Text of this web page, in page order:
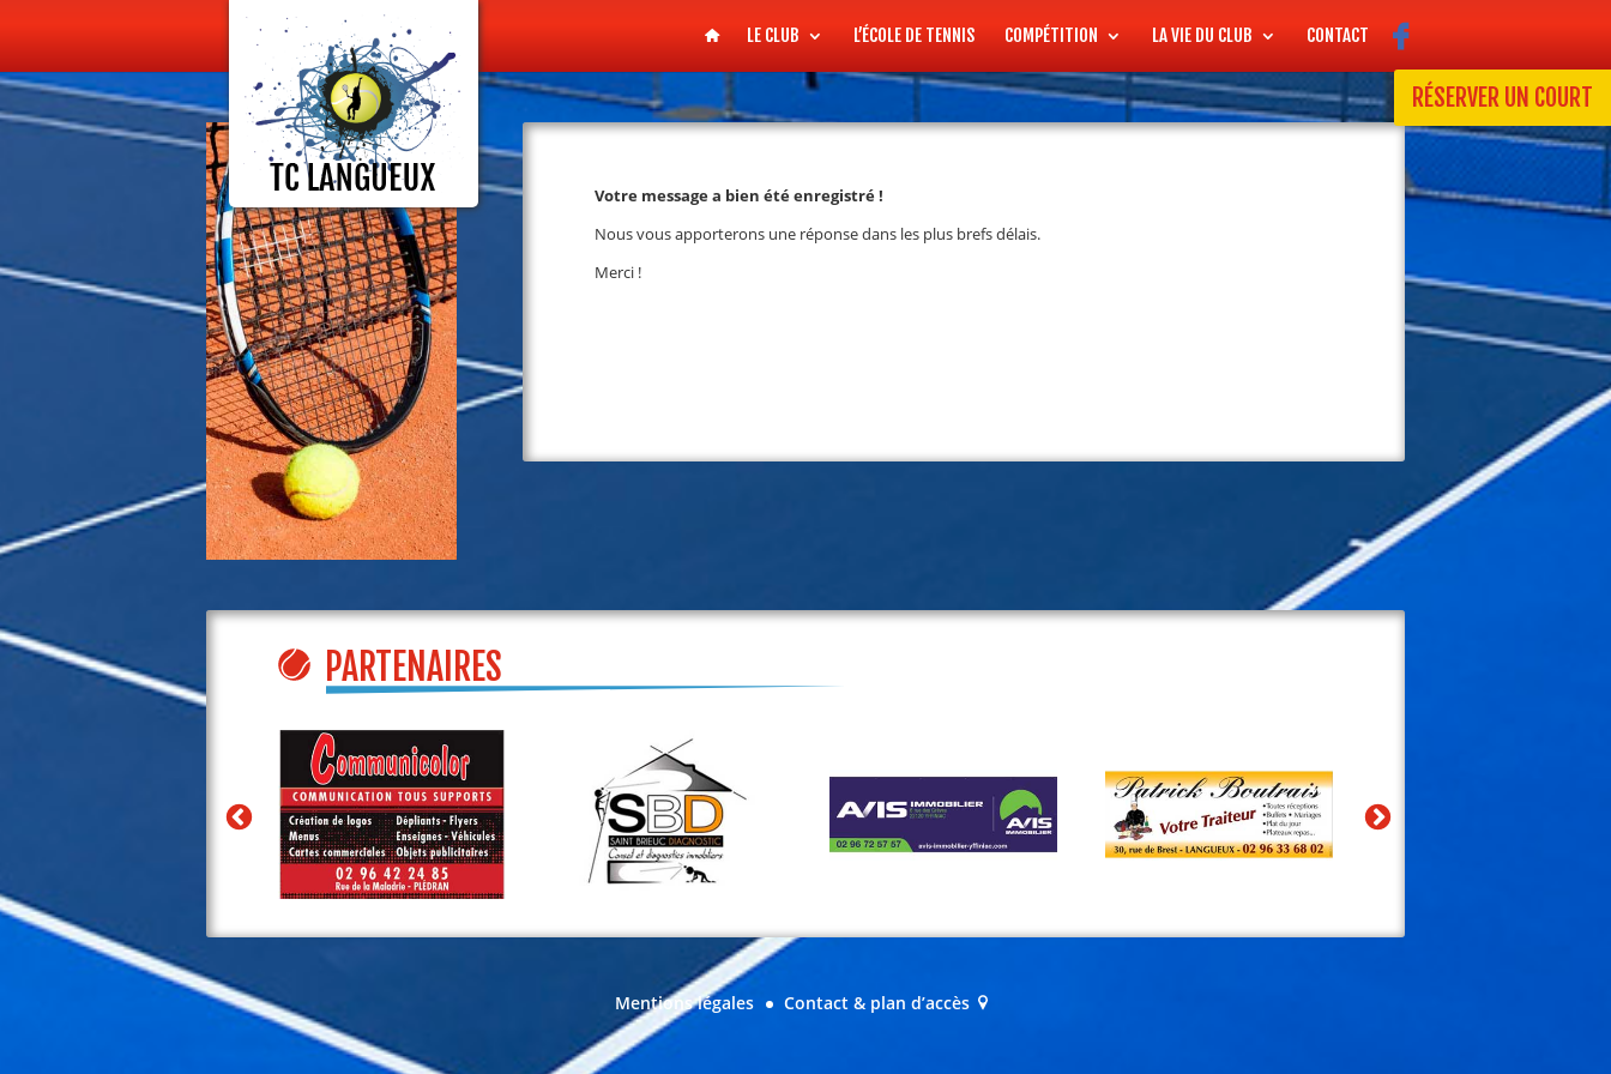
RÉSERVER UN COURT
LE CLUB L’ÉCOLE DE TENNIS COMPÉTITION LA VIE DU CLUB CONTACT
Votre message a bien été enregistré !
Nous vous apporterons une réponse dans les plus brefs délais.
Merci !
PARTENAIRES
Mentions légales Contact & plan d’accès